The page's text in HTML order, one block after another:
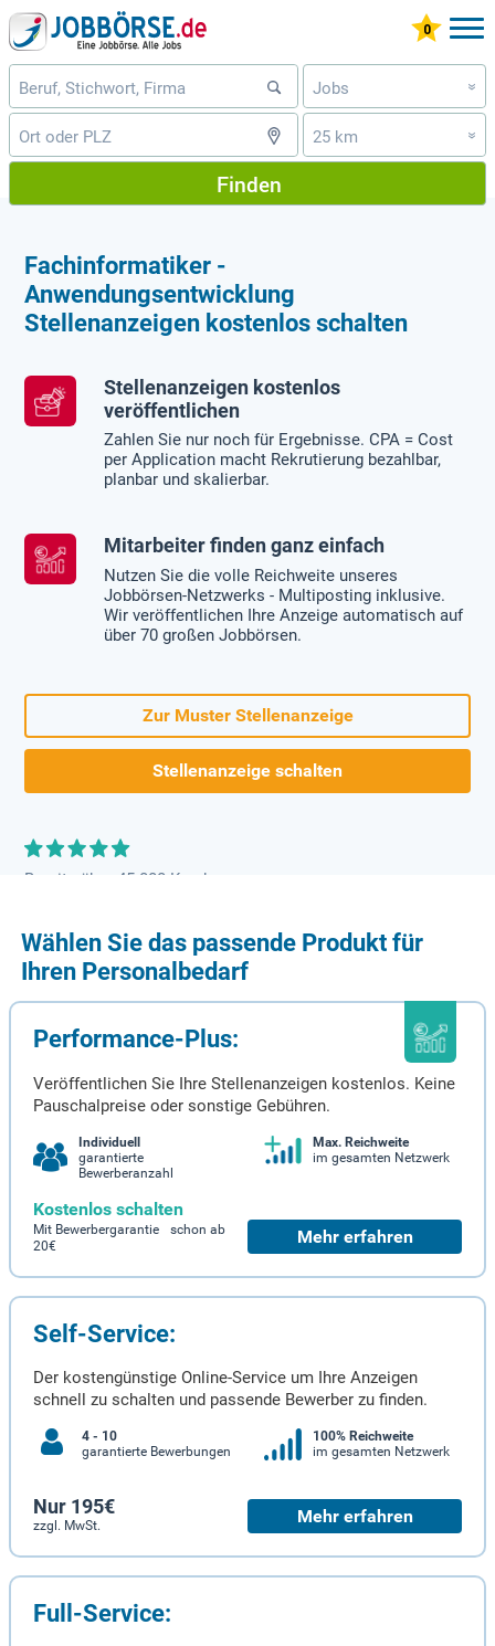
Jobs »
25 km »
Finden
Fachinformatiker -
Anwendungsentwicklung
Stellenanzeigen kostenlos schalten
Stellenanzeigen kostenlos
veröffentlichen
Zahlen Sie nur noch für Ergebnisse. CPA = Cost
per Application macht Rekrutierung bezahlbar,
planbar und skalierbar.
Mitarbeiter finden ganz einfach
Nutzen Sie die volle Reichweite unseres
Jobbörsen-Netzwerks - Multiposting inklusive.
Wir veröffentlichen Ihre Anzeige automatisch auf
über 70 großen Jobbörsen.
Zur Muster Stellenanzeige
Stellenanzeige schalten
Bereits über 45.000 Kunden
Wählen Sie das passende Produkt für
Ihren Personalbedarf
Performance-Plus:
Veröffentlichen Sie Ihre Stellenanzeigen kostenlos. Keine
Pauschalpreise oder sonstige Gebühren.
Individuell
garantierte
Bewerberanzahl
Max. Reichweite
im gesamten Netzwerk
Kostenlos schalten
Mit Bewerbergarantie schon ab
20€
Mehr erfahren
Self-Service:
Der kostengünstige Online-Service um Ihre Anzeigen
schnell zu schalten und passende Bewerber zu finden.
4 - 10
garantierte Bewerbungen
100% Reichweite
im gesamten Netzwerk
Nur 195€
zzgl. MwSt. Mehr erfahren
Full-Service: